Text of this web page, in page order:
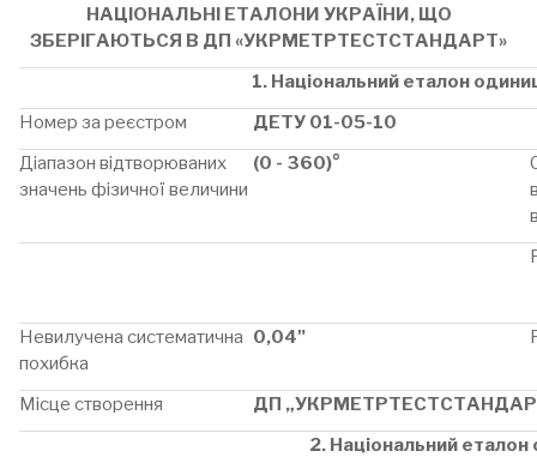
НАЦІОНАЛЬНІ ЕТАЛОНИ УКРАЇНИ, ЩО
ЗБЕРІГАЮТЬСЯ В ДП «УКРМЕТРТЕСТСТАНДАРТ»
1. Національний еталон
Номер за реєстром
ДЕТУ 01-05-10
Діапазон відтворюваних
значень фізичної величини
(0 - 360)°
Невилучена систематична
похибка
0,04"
Місце створення
ДП
2. Національний еталон